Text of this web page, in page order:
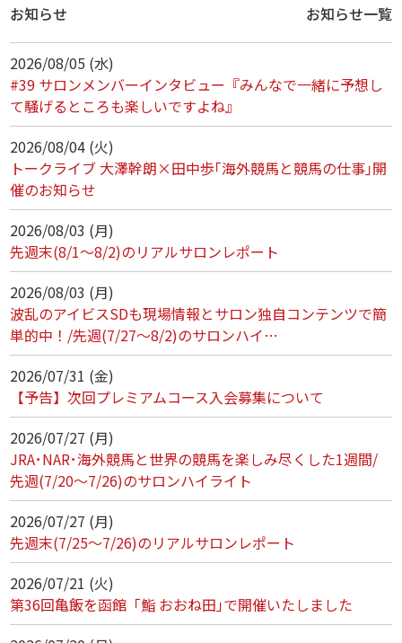
お知らせ お知らせ一覧
2026/08/05 (水)
#39 サロンメンバーインタビュー『みんなで一緒に予想し
て騒げるところも楽しいですよね』
2026/08/04 (火)
トークライブ 大澤幹朗×田中歩｢海外競馬と競馬の仕事｣開
催のお知らせ
2026/08/03 (月)
先週末(8/1～8/2)のリアルサロンレポート
2026/08/03 (月)
波乱のアイビスSDも現場情報とサロン独自コンテンツで簡
単的中！/先週(7/27～8/2)のサロンハイ…
2026/07/31 (金)
【予告】次回プレミアムコース入会募集について
2026/07/27 (月)
JRA･NAR･海外競馬と世界の競馬を楽しみ尽くした1週間/
先週(7/20～7/26)のサロンハイライト
2026/07/27 (月)
先週末(7/25～7/26)のリアルサロンレポート
2026/07/21 (火)
第36回亀飯を函館「鮨 おおね田｣で開催いたしました